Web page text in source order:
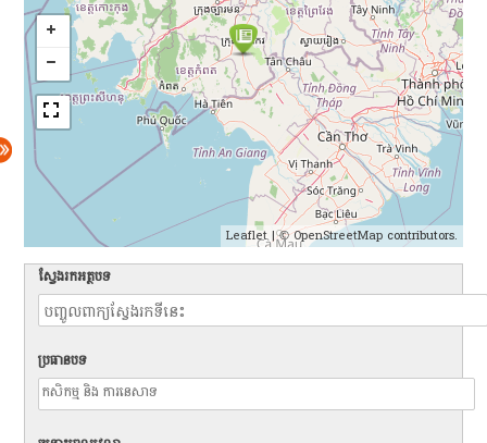
Leaflet| ©OpenStreetMapcontributors.
ស្វែងរកអត្ថបទ
ប្រធានបទ